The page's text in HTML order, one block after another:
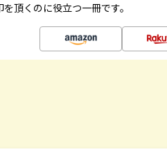
を頂くのに役立つ一冊です。